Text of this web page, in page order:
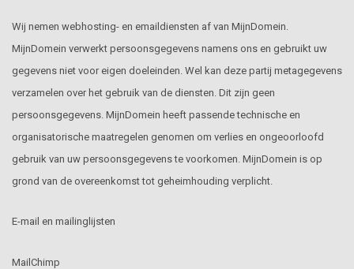
Wij nemen webhosting- en emaildiensten af van MijnDomein.
MijnDomein verwerkt persoonsgegevens namens ons en gebruikt uw
gegevens niet voor eigen doeleinden. Wel kan deze partij metagegevens
verzamelen over het gebruik van de diensten. Dit zijn geen
persoonsgegevens. MijnDomein heeft passende technische en
organisatorische maatregelen genomen om verlies en ongeoorloofd
gebruik van uw persoonsgegevens te voorkomen. MijnDomein is op
grond van de overeenkomst tot geheimhouding verplicht.
E-mail en mailinglijsten
MailChimp